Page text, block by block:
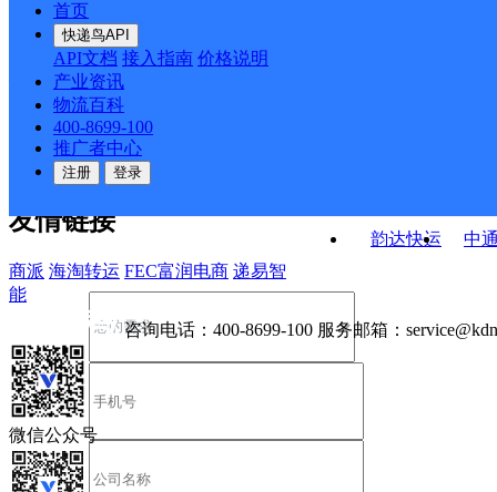
首页
快递鸟API
API文档 接入指南 价格说明
产业资讯
物流百科
400-8699-100
推广者中心
注册 登录
韵达快运
中
API接口 DEMO下载
关于我们
公司介绍 企业动态
合作伙伴 快递鸟接口服务协议
户隐私政策
友情链接
商派 海淘转运 FEC富润电商 递易智
能
咨询电话： 400-8699-100 服务邮箱：
微信公众号